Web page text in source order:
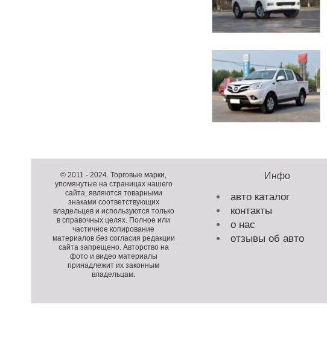
о
и
р
а
© 2011 -2024. Торговые марки,
упомянутые на страницах нашего
сайта, являются товарными
знаками соответствующих
владельцев и используются только
в справочных целях. Полное или
частичное копирование
материалов без согласия редакции
сайта запрещено. Авторство на
фото и видео материалы
принадлежит их законным
владельцам.
Инфо
авто каталог
контакты
о нас
отзывы об авто